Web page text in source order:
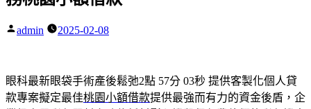
作
admin 2025-02-08
眼科最新眼袋手術產後鬆弛2點 57分 03秒 提供客製化個人貸
款專案擬定最佳桃園小額借款提供最強而有力的資金後盾，企